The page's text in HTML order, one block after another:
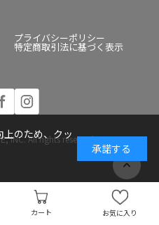
カート お気に入り
プライバシーポリシー
特定商取引法に基づく表示
INC. All rights reserved.
のため、クッ
承諾する